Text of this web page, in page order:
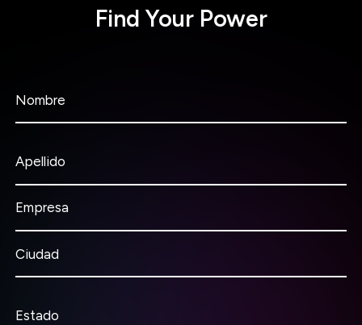
Find Your Power
Nombre
Apellido
Empresa
Ciudad
Estado